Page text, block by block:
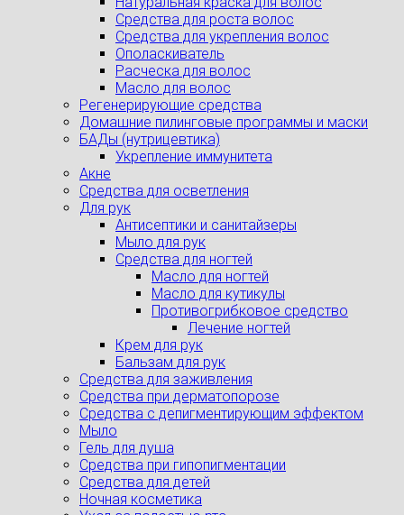
Средства для роста волос
Средства для укрепления волос
Ополаскиватель
Расческа для волос
Масло для волос
Регенерирующие средства
Домашние пилинговые программы и маски
БАДы (нутрицевтика)
Укрепление иммунитета
Акне
Средства для осветления
Для рук
Антисептики и санитайзеры
Мыло для рук
Средства для ногтей
Масло для ногтей
Масло для кутикулы
Противогрибковое средство
Лечение ногтей
Крем для рук
Бальзам для рук
Средства для заживления
Средства при дерматопорозе
Cредства с депигментирующим эффектом
Мыло
Гель для душа
Средства при гипопигментации
Средства для детей
Ночная косметика